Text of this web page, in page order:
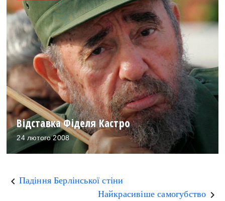
Відставка Фіделя Кастро
24 лютого 2008
keyboard_arrow_left Падіння Берлінської стіни
Найкрасивіше самогубство keyboard_arrow_right